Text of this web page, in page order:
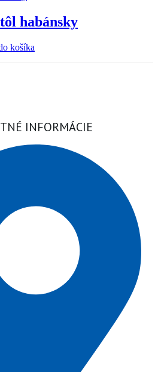
habánsky
košíka
INFORMÁCIE